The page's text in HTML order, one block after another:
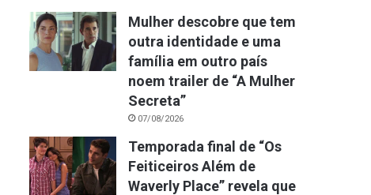
Mulher descobre que tem
outra identidade e uma
família em outro país
noem trailer de “A Mulher
Secreta”
07/08/2026
Temporada final de “Os
Feiticeiros Além de
Waverly Place” revela que